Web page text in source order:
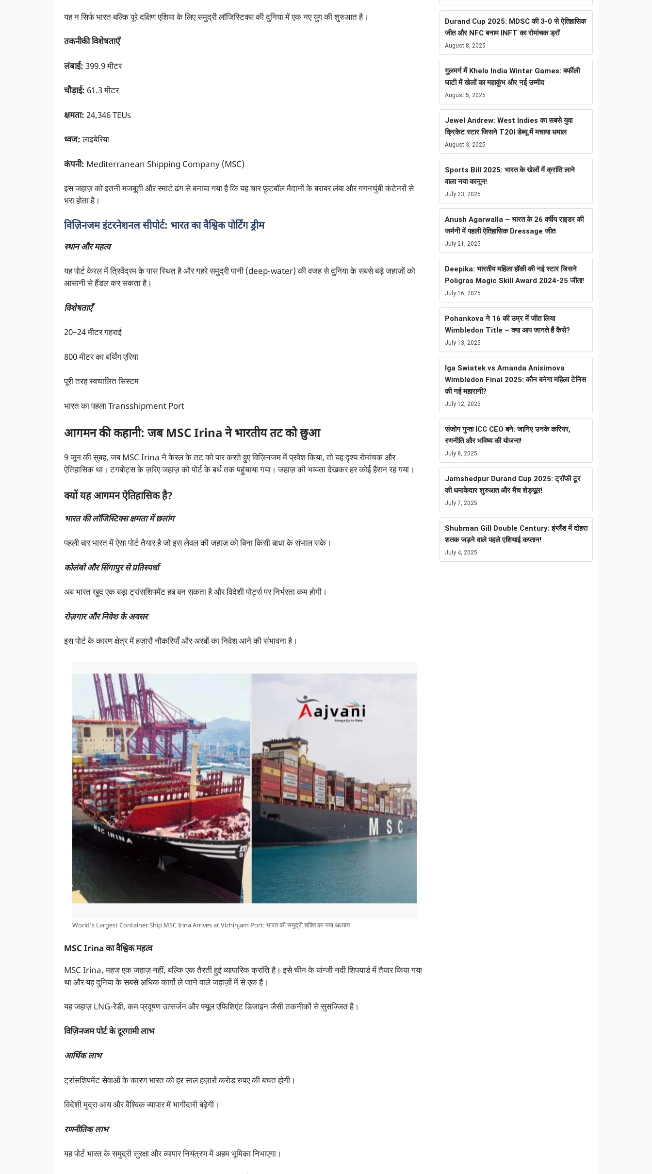
यह न सिर्फ भारत बल्कि पूरे दक्षिण एशिया के लिए समुद्री लॉजिस्टिक्स की दुनिया में एक नए युग की शुरुआत है।
तकनीकी विशेषताएँ
लंबाई: 399.9 मीटर
चौड़ाई: 61.3 मीटर
क्षमता: 24,346 TEUs
ध्वज:लाइबेरिया
कंपनी: Mediterranean Shipping Company (MSC)
इस जहाज़ को इतनी मजबूती और स्मार्ट ढंग से बनाया गया है कि यह चार फ़ुटबॉल मैदानों के बराबर लंबा और गगनचुंबी कंटेनरों से
भरा होता है।
विज़िनजम इंटरनेशनल सीपोर्ट: भारत का वैश्विक पोर्टिंग ड्रीम
स्थान और महत्व
यह पोर्ट केरल में त्रिवेंद्रम के पास स्थित है और गहरे समुद्री पानी (deep-water) की वजह से दुनिया के सबसे बड़े जहाज़ों को
आसानी से हैंडल कर सकता है।
विशेषताएँ
20–24 मीटर गहराई
800 मीटर का बर्थिंग एरिया
पूरी तरह स्वचालित सिस्टम
भारत का पहला Transshipment Port
आगमन की कहानी: जब MSC Irina ने भारतीय तट को छुआ
9 जून की सुबह, जब MSC Irina ने केरल के तट को पार करते हुए विज़िनजम में प्रवेश किया, तो यह दृश्य रोमांचक और
ऐतिहासिक था। टगबोट्स के ज़रिए जहाज़ को पोर्ट के बर्थ तक पहुंचाया गया। जहाज़ की भव्यता देखकर हर कोई हैरान रह गया।
क्यों यह आगमन ऐतिहासिक है?
भारत की लॉजिस्टिक्स क्षमता में छलांग
पहली बार भारत में ऐसा पोर्ट तैयार है जो इस लेवल की जहाज़ को बिना किसी बाधा के संभाल सके।
कोलंबो और सिंगापुर से प्रतिस्पर्धा
अब भारत खुद एक बड़ा ट्रांसशिपमेंट हब बन सकता है और विदेशी पोर्ट्स पर निर्भरता कम होगी।
रोज़गार और निवेश के अवसर
इस पोर्ट के कारण क्षेत्र में हज़ारों नौकरियाँ और अरबों का निवेश आने की संभावना है।
World’s Largest Container Ship MSC Irina Arrives at Vizhinjam Port: भारत की समुद्री शक्ति का नया अध्याय
MSC Irina का वैश्विक महत्व
MSC Irina, महज एक जहाज़ नहीं, बल्कि एक तैरती हुई व्यापारिक क्रांति है। इसे चीन के यांग्जी नदी शिपयार्ड में तैयार किया गया
था और यह दुनिया के सबसे अधिक कार्गो ले जाने वाले जहाज़ों में से एक है।
यह जहाज़ LNG-रेडी, कम प्रदूषण उत्सर्जन और फ्यूल एफिशिएंट डिजाइन जैसी तकनीकों से सुसज्जित है।
विज़िनजम पोर्ट के दूरगामी लाभ
आर्थिक लाभ
ट्रांसशिपमेंट सेवाओं के कारण भारत को हर साल हज़ारों करोड़ रुपए की बचत होगी।
विदेशी मुद्रा आय और वैश्विक व्यापार में भागीदारी बढ़ेगी।
रणनीतिक लाभ
यह पोर्ट भारत के समुद्री सुरक्षा और व्यापार नियंत्रण में अहम भूमिका निभाएगा।
Durand Cup 2025: MDSC की 3-0 से ऐतिहासिक
जीत और NFC बनाम INFT का रोमांचक ड्रॉ
August 8, 2025
गुलमर्ग में Khelo India Winter Games: बर्फीली
घाटी में खेलों का महाकुंभ और नई उम्मीद
August 5, 2025
Jewel Andrew: West Indies का सबसे युवा
क्रिकेट स्टार जिसने T20I डेब्यू में मचाया धमाल
August 3, 2025
Sports Bill 2025: भारत के खेलों में क्रांति लाने
वाला नया कानून!
July 23, 2025
Anush Agarwalla – भारत के 26 वर्षीय राइडर की
जर्मनी में पहली ऐतिहासिक Dressage जीत
July 21, 2025
Deepika: भारतीय महिला हॉकी की नई स्टार जिसने
Poligras Magic Skill Award 2024-25 जीता!
July 16, 2025
Pohankova ने 16 की उम्र में जीत लिया
Wimbledon Title – क्या आप जानते हैं कैसे?
July 13, 2025
Iga Swiatek vs Amanda Anisimova
Wimbledon Final 2025: कौन बनेगा महिला टेनिस
की नई महारानी?
July 12, 2025
संजोग गुप्ता ICC CEO बने: जानिए उनके करियर,
रणनीति और भविष्य की योजना!
July 8, 2025
Jamshedpur Durand Cup 2025: ट्रॉफी टूर
की धमाकेदार शुरुआत और मैच शेड्यूल!
July 7, 2025
Shubman Gill Double Century: इंग्लैंड में दोहरा
शतक जड़ने वाले पहले एशियाई कप्तान!
July 4, 2025